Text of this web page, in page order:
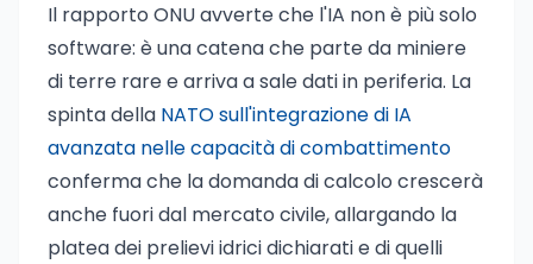
Il rapporto ONU avverte che l'IA non è più solo
software: è una catena che parte da miniere
di terre rare e arriva a sale dati in periferia. La
spinta della NATO sull'integrazione di IA
avanzata nelle capacità di combattimento
conferma che la domanda di calcolo crescerà
anche fuori dal mercato civile, allargando la
platea dei prelievi idrici dichiarati e di quelli